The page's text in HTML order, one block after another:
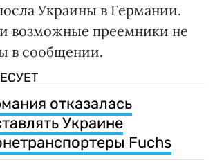
Украины в Германии.
возможные преемники не
в сообщении.
отказалась
Украине
Fuchs